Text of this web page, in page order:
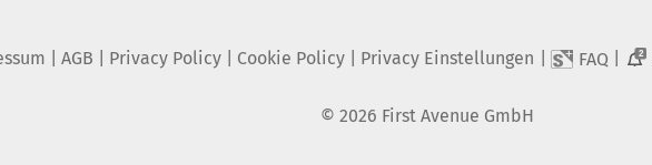
AGB Privacy Policy| Cookie Policy| Privacy Einstellungen FAQ 2
© 2026 First Avenue GmbH